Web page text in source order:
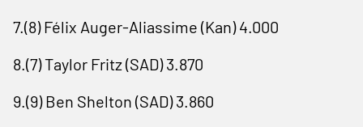
7.(8) Félix Auger-Aliassime (Kan) 4.000
8.(7) Taylor Fritz (SAD) 3.870
9.(9) Ben Shelton (SAD) 3.860